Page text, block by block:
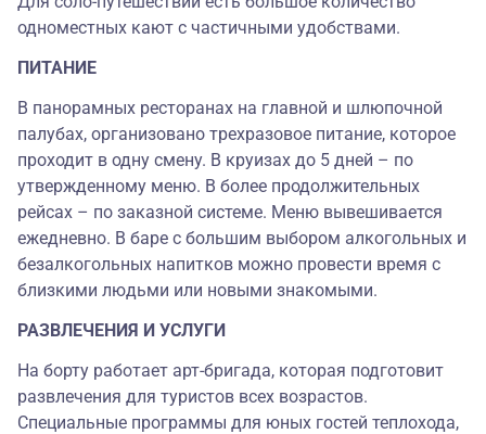
одноместных кают с частичными удобствами.
ПИТАНИЕ
В панорамных ресторанах на главной и шлюпочной
палубах, организовано трехразовое питание, которое
проходит в одну смену. В круизах до 5 дней – по
утвержденному меню. В более продолжительных
рейсах – по заказной системе. Меню вывешивается
ежедневно. В баре с большим выбором алкогольных и
безалкогольных напитков можно провести время с
близкими людьми или новыми знакомыми.
РАЗВЛЕЧЕНИЯ И УСЛУГИ
На борту работает арт-бригада, которая подготовит
развлечения для туристов всех возрастов.
Специальные программы для юных гостей теплохода,